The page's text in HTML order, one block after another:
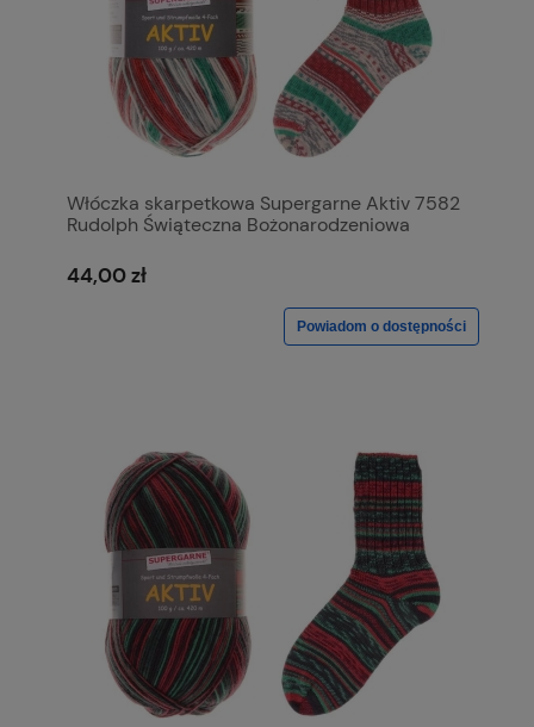
Włóczka skarpetkowa Supergarne Aktiv 7582
Rudolph Świąteczna Bożonarodzeniowa
44,00 zł
Powiadom o dostępności